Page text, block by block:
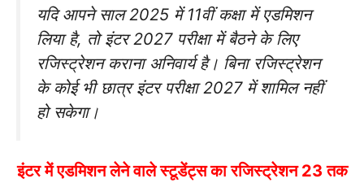
यदि आपने साल 2025 में 11वीं कक्षा में एडमिशन
लिया है, तो इंटर 2027 परीक्षा में बैठने के लिए
रजिस्ट्रेशन कराना अनिवार्य है। बिना रजिस्ट्रेशन
के कोई भी छात्र इंटर परीक्षा 2027 में शामिल नहीं
हो सकेगा।
इंटर में एडमिशन लेने वाले स्टूडेंट्स का रजिस्ट्रेशन 23 तक